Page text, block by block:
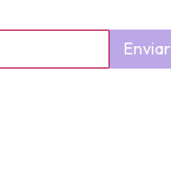
Enviar